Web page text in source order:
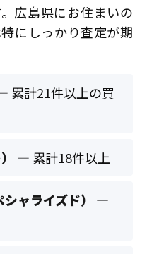
広島県にお住まいの
にしっかり査定が期
累計21件以上の買
— 累計18件以上
ャライズド）
—